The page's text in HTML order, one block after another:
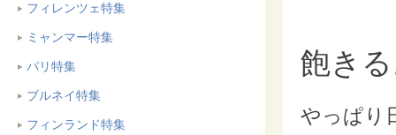
フィレンツェ特集
ミャンマー特集
パリ特集
ブルネイ特集
フィンランド特集
飽き
やっぱり